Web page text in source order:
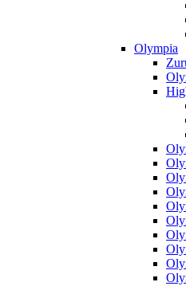
Olympia